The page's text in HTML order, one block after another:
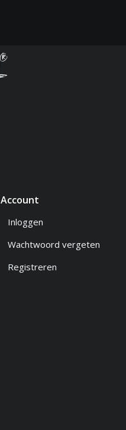
Account
Inloggen
Wachtwoord vergeten
Registreren